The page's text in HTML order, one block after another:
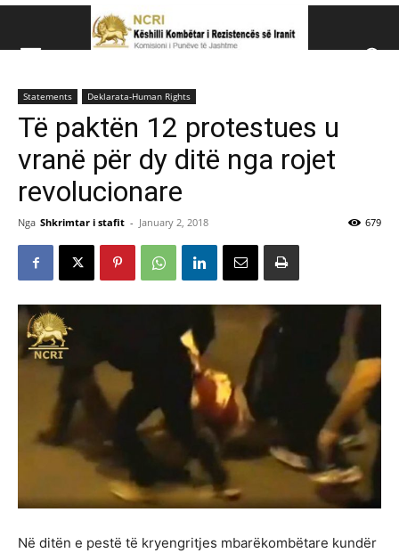
Këshillit Kombëtar të Rezistencës së Iranit (NCRI)
Statements Deklarata-Human Rights
Të paktën 12 protestues u
vranë për dy ditë nga rojet
revolucionare
Nga Shkrimtar i stafit - January 2, 2018 679
Në ditën e pestë të kryengritjes mbarëkombëtare kundër